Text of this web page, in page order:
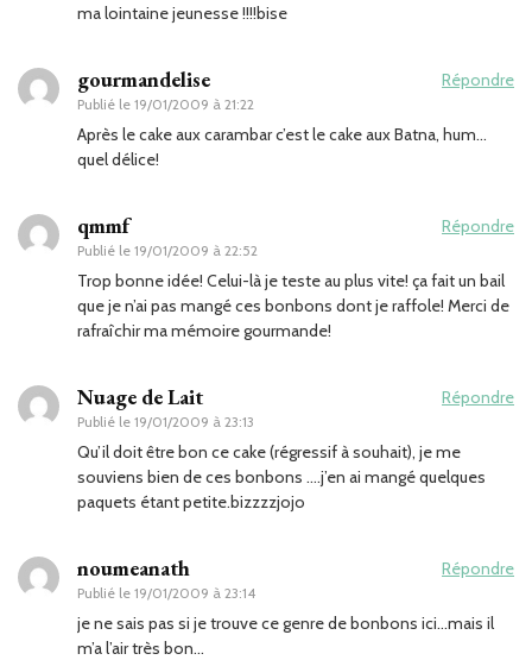
ma lointaine jeunesse !!!!bise
gourmandelise
Publié le 19/01/2009 à 21:22
Répondre
Après le cake aux carambar c’est le cake aux Batna, hum…
quel délice!
qmmf
Publié le 19/01/2009 à 22:52
Répondre
Trop bonne idée! Celui-là je teste au plus vite! ça fait un bail
que je n’ai pas mangé ces bonbons dont je raffole! Merci de
rafraîchir ma mémoire gourmande!
Nuage de Lait
Publié le 19/01/2009 à 23:13
Répondre
Qu’il doit être bon ce cake (régressif à souhait), je me
souviens bien de ces bonbons ….j’en ai mangé quelques
paquets étant petite.bizzzzjojo
noumeanath
Publié le 19/01/2009 à 23:14
Répondre
je ne sais pas si je trouve ce genre de bonbons ici…mais il
m’a l’air très bon…